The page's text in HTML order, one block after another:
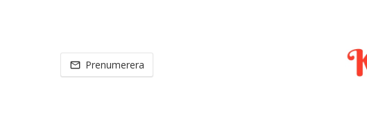
Prenumerera